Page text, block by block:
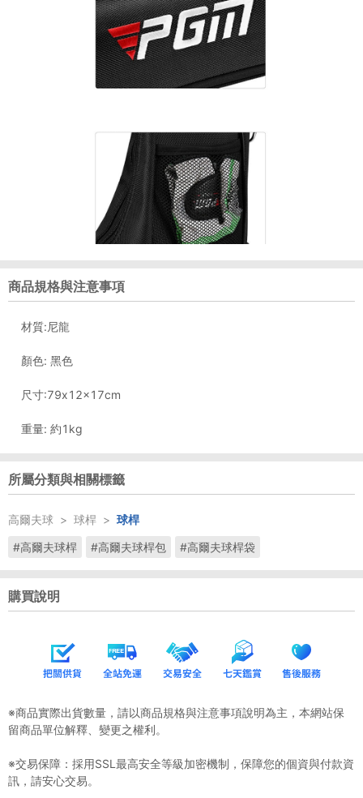
商品規格與注意事項
材質:尼龍
顏色: 黑色
尺寸:79x12x17cm
重量: 約1kg
所屬分類與相關標籤
高爾夫球 > 球桿 > 球桿
#高爾夫球桿
#高爾夫球桿包 #高爾夫球桿袋
購買說明
※商品實際出貨數量，請以商品規格與注意事項說明為主，本網站保
留商品單位解釋、變更之權利。
※交易保障：採用SSL最高安全等級加密機制，保障您的個資與付款資
訊，請安心交易。